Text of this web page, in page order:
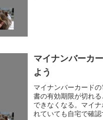
マイナンバーカ
よう
マイナンバーカード
書の有効期限が切れ
できなくなる。マイ
れていても自宅で確認